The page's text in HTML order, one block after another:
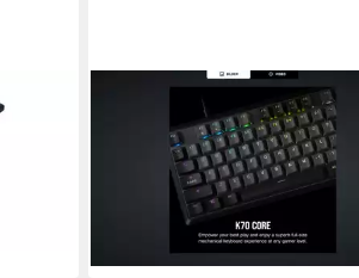
K70 Core RGB Tastatur
139,90 €
lieferbar - in 5-6 Werktagen bei dir